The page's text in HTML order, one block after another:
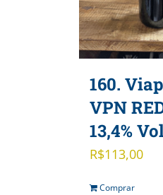
160.
VPN
13,4%
R$113,00
Comprar